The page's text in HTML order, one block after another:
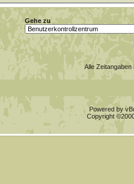
Gehe zu
Alle
Powered by
Copyright